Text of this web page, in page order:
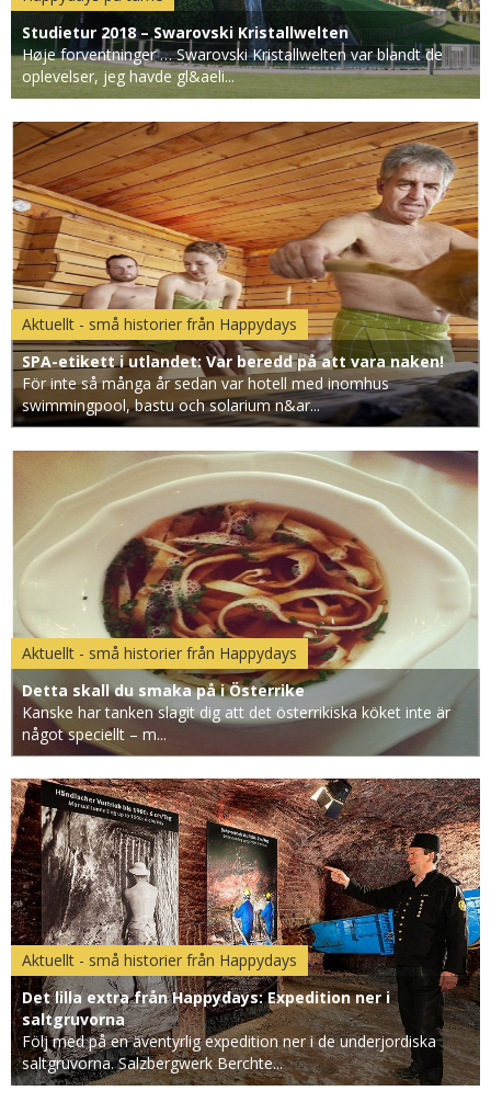
Studietur 2018 – Swarovski Kristallwelten
Høje forventninger … Swarovski Kristallwelten var blandt de
oplevelser, jeg havde gl&aeli...
Aktuellt - små historier från Happydays
SPA-etikett i utlandet: Var beredd på att vara naken!
För inte så många år sedan var hotell med inomhus
swimmingpool, bastu och solarium n&ar...
Aktuellt - små historier från Happydays
Detta skall du smaka på i Österrike
Kanske har tanken slagit dig att det österrikiska köket inte är
något speciellt – m...
Aktuellt - små historier från Happydays
Det lilla extra från Happydays: Expedition ner i
saltgruvorna
Följ med på en äventyrlig expedition ner i de underjordiska
saltgruvorna. Salzbergwerk Berchte...